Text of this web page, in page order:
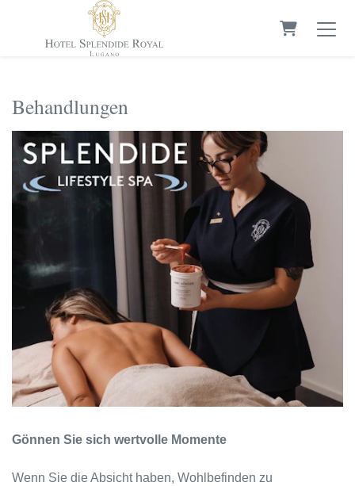
Warenkorb
Behandlungen
Gönnen Sie sich wertvolle Momente
Wenn Sie die Absicht haben, Wohlbefinden zu